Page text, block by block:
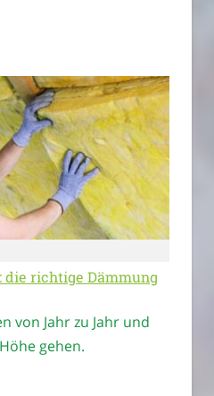
die richtige Dämmung
von Jahr zu Jahr und
gehen.